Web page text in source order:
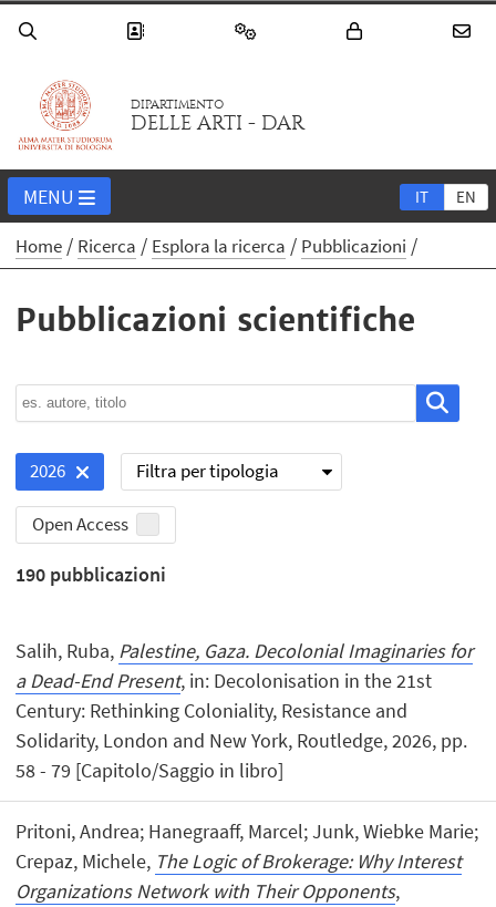
DIPARTIMENTO
DELLE ARTI - DAR
IT EN
MENU
Home Ricerca Esplora la ricerca Pubblicazioni
Pubblicazioni scientifiche
2026 Filtra per tipologia
Open Access
190 pubblicazioni
Salih, Ruba, Palestine, Gaza. Decolonial Imaginaries for
a Dead-End Present, in: Decolonisation in the 21st
Century: Rethinking Coloniality, Resistance and
Solidarity, London and New York, Routledge, 2026, pp.
58 - 79 [Capitolo/Saggio in libro]
Pritoni, Andrea; Hanegraaff, Marcel; Junk, Wiebke Marie;
Crepaz, Michele, The Logic of Brokerage: Why Interest
Organizations Network with Their Opponents,